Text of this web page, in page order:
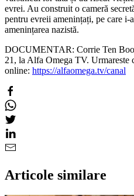
evrei. Au construit o cameră
pentru evreii amenințați, pe care i-
amenințarea nazistă.
DOCUMENTAR: Corrie Ten
21, la Alfa Omega TV.
online: https://alfaomega.tv/canal
Articole similare